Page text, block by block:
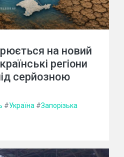
на новий
регіони
серйозною
#Україна #Запорізька